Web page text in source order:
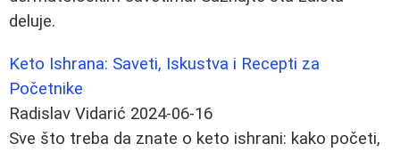
deluje.
Keto Ishrana: Saveti, Iskustva i Recepti za
Početnike
Radislav Vidarić 2024-06-16
Sve što treba da znate o keto ishrani: kako početi,